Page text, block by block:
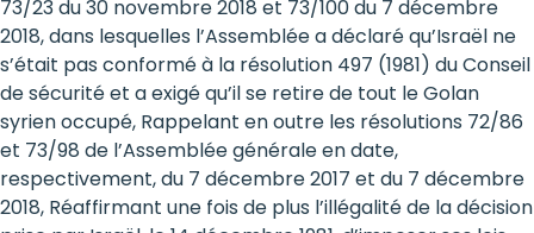
Positioning
girls
at
the
heart
73/23 du 30 novembre 2018 et 73/100 du 7 décembre
2018, dans lesquelles l’Assemblée a déclaré qu’Israël ne
s’était pas conformé à la résolution 497 (1981) du Conseil
de sécurité et a exigé qu’il se retire de tout le Golan
syrien occupé, Rappelant en outre les résolutions 72/86
et 73/98 de l’Assemblée générale en date,
respectivement, du 7 décembre 2017 et du 7 décembre
2018, Réaffirmant une fois de plus l’illégalité de la décision